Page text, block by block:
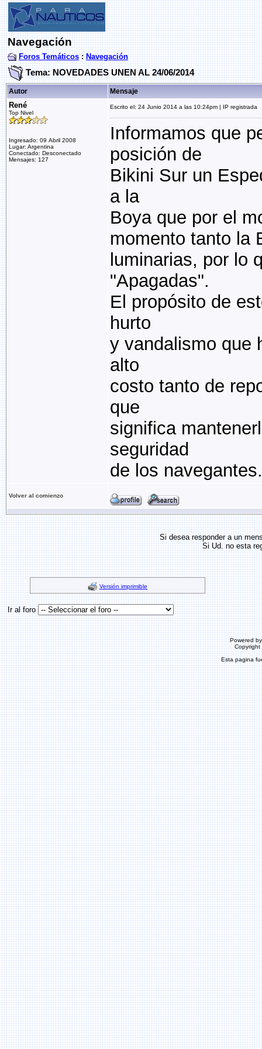
Navegación
Foros Temáticos : Navegación
Tema: NOVEDADES UNEN AL 24/06/2014
Autor Mensaje
René
Top Nivel
Ingresado: 09 Abril 2008
Lugar: Argentina
Conectado: Desconectado
Mensajes: 127
Escrito el: 24 Junio 2014 a las 10:24pm | IP registrada
Informamos que
posición de
Bikini Sur un
a la
Boya que por el
momento tanto la
luminarias, por lo
"Apagadas".
El propósito de
hurto
y vandalismo que
alto
costo tanto de
que
significa
seguridad
de los navegantes.
Volver al comienzo
Si desea responder a un
Si Ud. no esta
Versión imprimible
Ir al foro
Powered
Esta pagina